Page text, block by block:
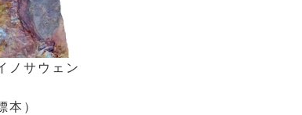
ノサウェン
本）